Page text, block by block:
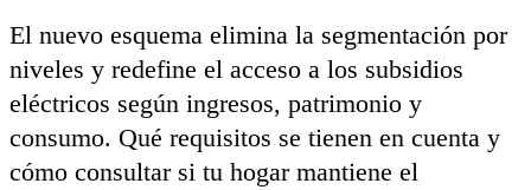
El nuevo esquema elimina la segmentación por
niveles y redefine el acceso a los subsidios
eléctricos según ingresos, patrimonio y
consumo. Qué requisitos se tienen en cuenta y
cómo consultar si tu hogar mantiene el